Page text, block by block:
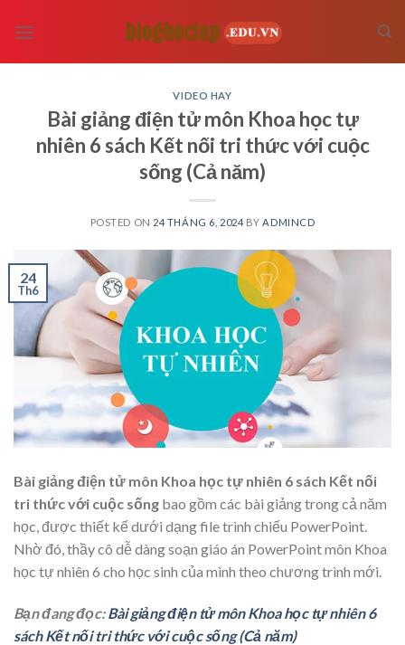
VIDEO HAY
Bài giảng điện tử môn Khoa học tự
nhiên 6 sách Kết nối tri thức với cuộc
sống (Cả năm)
POSTED ON 24 THÁNG 6, 2024 BY ADMINCD
24
Th6
Bài giảng điện tử môn Khoa học tự nhiên 6 sách Kết nối
tri thức với cuộc sống bao gồm các bài giảng trong cả năm
học, được thiết kếdưới dạng file trình chiếu PowerPoint.
Nhờ đó, thầy cô dễ dàng soạn giáo án PowerPoint môn Khoa
học tự nhiên 6 cho học sinh của mình theo chương trình mới.
Bạn đang đọc:Bài giảng điện tử môn Khoa học tự nhiên 6
sách Kết nối tri thức với cuộc sống (Cả năm)